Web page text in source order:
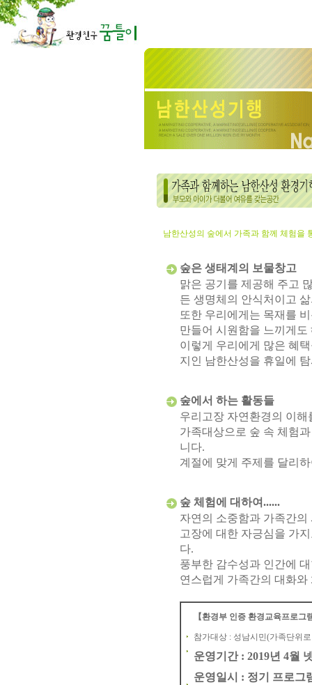
남한산성의 숲에서 가족과 함께 체험을
숲은 생태계의 보물창고
맑은 공기를 제공해 주고
든 생명체의 안식처이고
또한 우리에게는 목재를
만들어 시원함을 느끼게도
이렇게 우리에게 많은 혜
지인 남한산성을 휴일에
숲에서 하는 활동들
우리고장 자연환경의 이
가족대상으로 숲 속 체험
니다.
계절에 맞게 주제를 달리
숲 체험에 대하여......
자연의 소중함과 가족간
고장에 대한 자긍심을 가
다.
풍부한 감수성과 인간에
연스럽게 가족간의 대화
【환경부 인증 환경교육프로그
참가대상 : 성남시민(가족단위
운영기간 : 2019년 4월
운영일시 : 정기 프로그